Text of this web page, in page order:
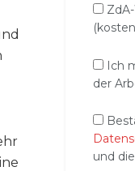
Ich
der
und